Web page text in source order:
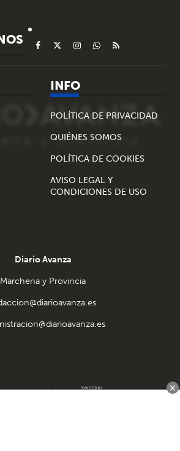
INFO
POLÍTICA DE PRIVACIDAD
QUIÉNES SOMOS
POLÍTICA DE COOKIES
AVISO LEGAL Y
CONDICIONES DE USO
Diario Avanza
Marchena y Provincia
×